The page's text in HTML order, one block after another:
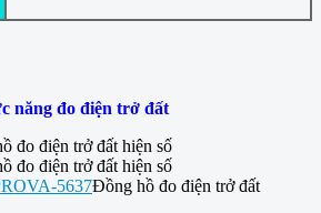
năng đo điện trở đất
đo điện trở đất hiện số
đo điện trở đất hiện số
5637Đồng hồ đo điện trở đất